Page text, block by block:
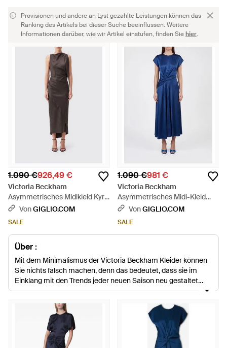
Provisionen und andere an Lyst gezahlte Leistungen können das
Ranking des Artikels bei dieser Suche beeinflussen. Weitere
Informationen darüber, wie wir Artikel einstufen, finden Siehier.
1.090 €926,49 €
Victoria Beckham
Asymmetrisches Midikleid Kyra
Von Mit Freien Schultern - Grau
VonGIGLIO.COM
SALE
1.090 €981 €
Victoria Beckham
Asymmetrisches Midi-Kleid
Aria Mit Geraffter Taille - Blau
VonGIGLIO.COM
SALE
Über :
Mit dem Minimalismus der Victoria Beckham Kleider können
Sie nichts falsch machen, denn das bedeutet, dass sie im
Einklang mit den Trends jeder neuen Saison neu gestaltet
werden können. Mantelkleider sind geschnitten, um Ihre Figur
90er Nostalgie und schlanke Kleider werden für jede
schwarze Krawatte Ereignis funktionieren. Grundsätzlich hat
diese Auswahl Ihre Arbeit und Wochenendschrank sortiert,
unabhängig von der Jahreszeit.